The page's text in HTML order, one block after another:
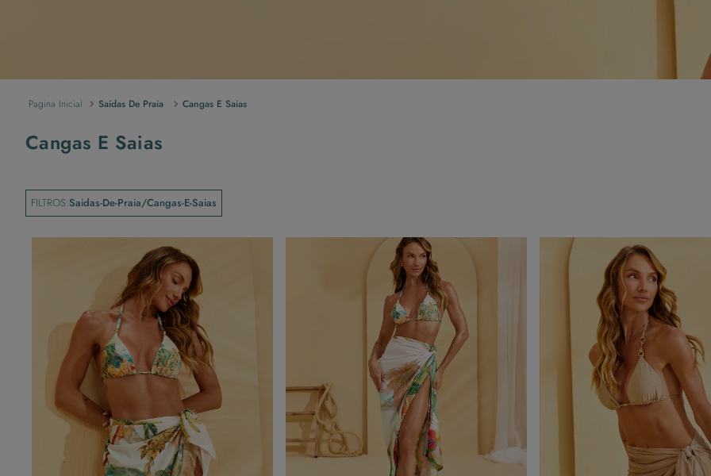
Saídas De Praia Cangas E Saias
Cangas E Saias
FILTROS:Saidas-De-Praia/cangas-E-Saias